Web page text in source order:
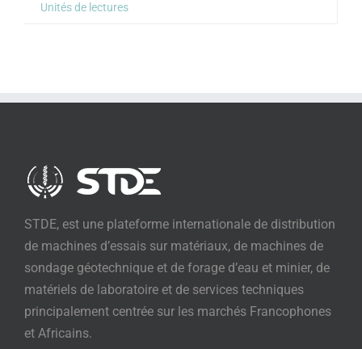
Unités de lectures
STDE, est une plateforme internationale de distribution
de machines d’essais sur matériaux, de machines de
sondage géotechnique et de forage d’eau et minier, de
matériels de laboratoire et de services techniques
principalement centrée sur les marchés Francophones
et Africains.